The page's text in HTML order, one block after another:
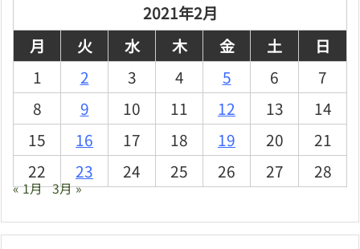
2021年2月
月
火 水 木 金 土
日
1
2 3 4 5 6
7
8
9 10 11 12 13
14
15
16 17 18 19 20
21
22
23 24 25 26 27 28
« 1月 3月 »